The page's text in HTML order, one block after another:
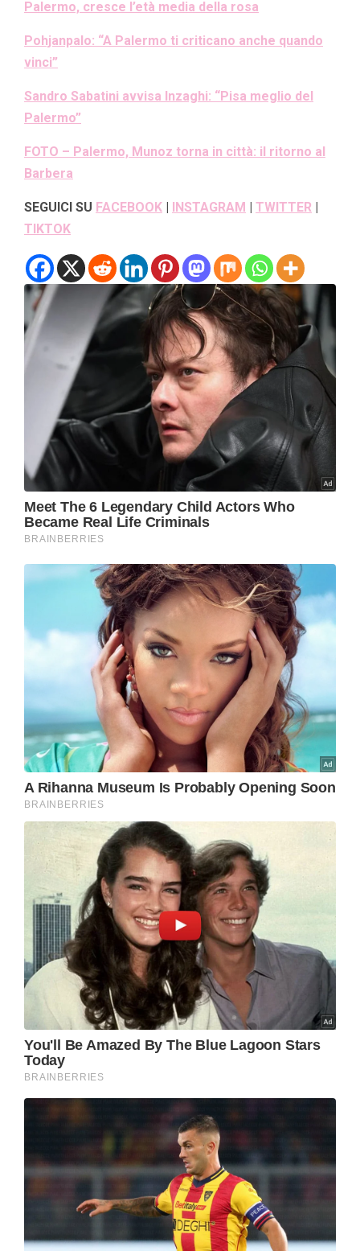
Palermo, cresce l’età media della rosa
Pohjanpalo: “A Palermo ti criticano anche quando
vinci”
Sandro Sabatini avvisa Inzaghi: “Pisa meglio del
Palermo”
FOTO – Palermo, Munoz torna in città: il ritorno al
Barbera
SEGUICI SU FACEBOOK | INSTAGRAM | TWITTER |
TIKTOK